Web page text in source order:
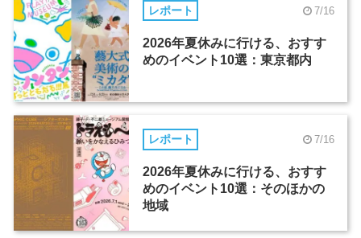
レポート 7/16
2026年夏休みに行ける、おすす
めのイベント10選：東京都内
レポート 7/16
2026年夏休みに行ける、おすす
めのイベント10選：そのほかの
地域